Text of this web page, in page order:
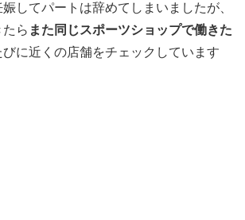
してパートは辞めてしまいましたが、
ら また同じスポーツショップで働きた
びに近くの店舗をチェックしています